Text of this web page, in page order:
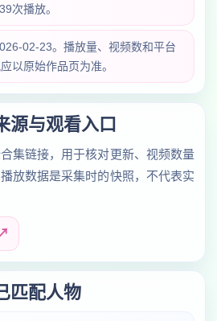
次播放。
02-23。播放量、视频数和平台
以原始作品页为准。
源与观看入口
集链接，用于核对更新、视频数量
放数据是采集时的快照，不代表实
匹配人物